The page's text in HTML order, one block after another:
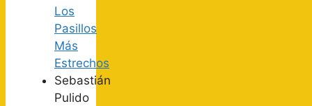
Los
Pasillos
Más
Estrechos
Sebastián
Pulido